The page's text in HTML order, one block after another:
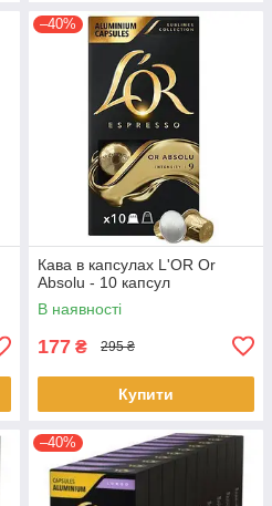
–40%
Кава в капсулах L'OR Or
Absolu - 10 капсул
В наявності
177 ₴ 295 ₴
Купити
–40%